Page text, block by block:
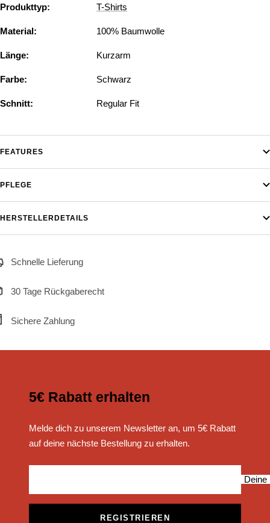
Produkttyp: T-Shirts
Material: 100% Baumwolle
Länge: Kurzarm
Farbe: Schwarz
Schnitt: Regular Fit
FEATURES
PFLEGE
HERSTELLERDETAILS
Schnelle Lieferung
30 Tage Rückgaberecht
Sichere Zahlung
5€ Rabatt erhalten
Melde dich zu unserem Newsletter an, um 5€ Rabatt
auf deine nächste Bestellung zu erhalten.
Deine
REGISTRIEREN